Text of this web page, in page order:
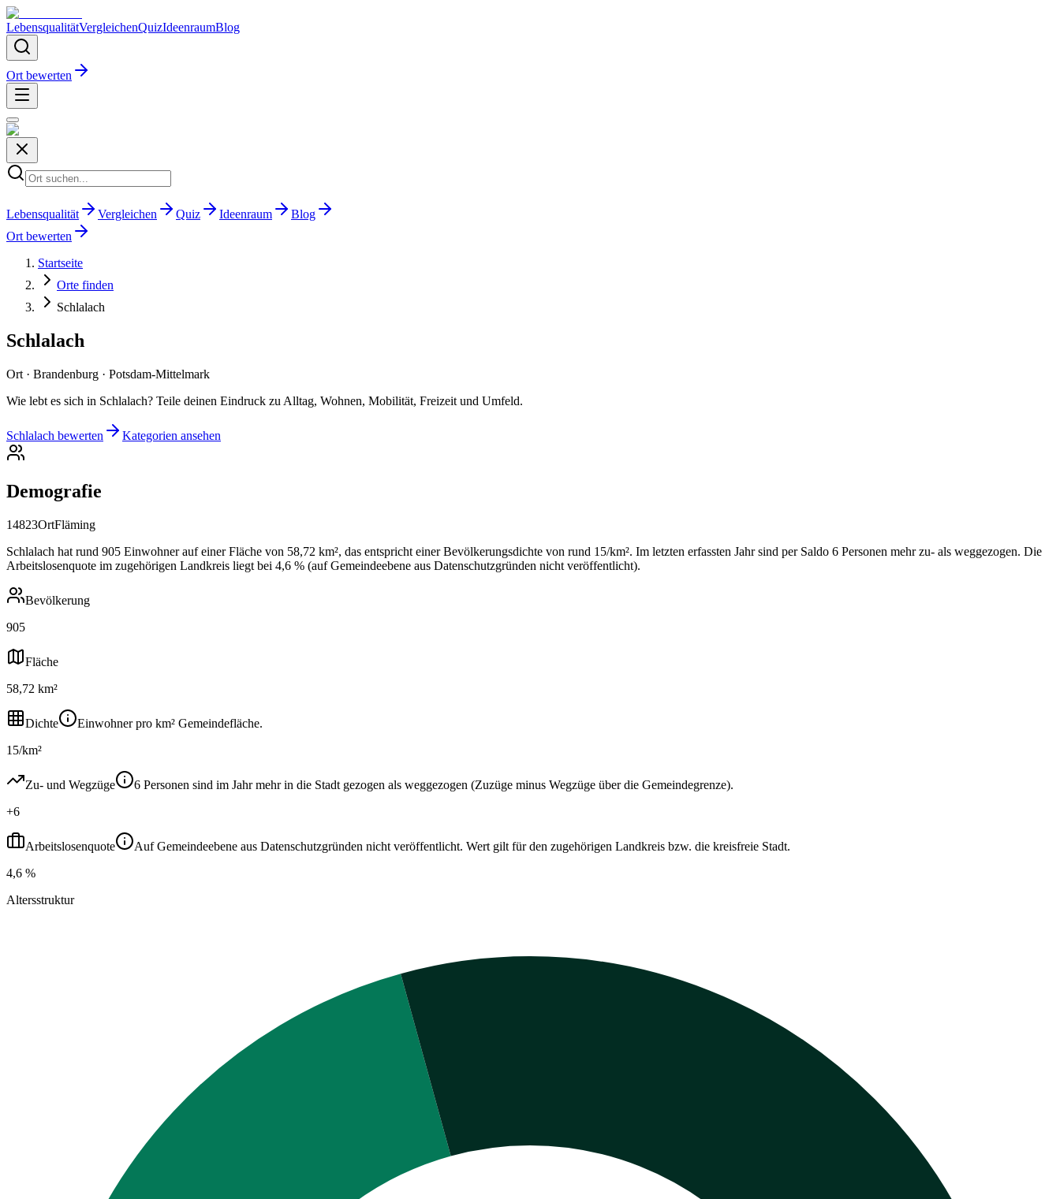
LebensqualitätVergleichenQuizIdeenraumBlog
Ort bewerten
Lebensqualität Vergleichen Quiz Ideenraum
Blog
Ort bewerten
Startseite
Orte finden
Schlalach
Schlalach
Ort · Brandenburg · Potsdam-Mittelmark
Wie lebt es sich in Schlalach? Teile deinen Eindruck zu Alltag, Wohnen, Mobilität, Freizeit und Umfeld.
Schlalach bewerten Kategorien ansehen
Demografie
14823OrtFläming
Schlalach hat rund 905 Einwohner auf einer Fläche von 58,72 km², das entspricht einer Bevölkerungsdichte von rund 15/km². Im letzten erfassten Jahr sind per Saldo 6 Personen mehr zu- als weggezogen. Die
Arbeitslosenquote im zugehörigen Landkreis liegt bei 4,6 % (auf Gemeindeebene aus Datenschutzgründen nicht veröffentlicht).
Bevölkerung
905
Fläche
58,72 km²
Dichte
Einwohner pro km² Gemeindefläche.
15/km²
Zu- und Wegzüge
6 Personen sind im Jahr mehr in die Stadt gezogen als weggezogen (Zuzüge minus Wegzüge über die Gemeindegrenze).
+6
Arbeitslosenquote
Auf Gemeindeebene aus Datenschutzgründen nicht veröffentlicht. Wert gilt für den zugehörigen Landkreis bzw. die kreisfreie Stadt.
4,6 %
Altersstruktur